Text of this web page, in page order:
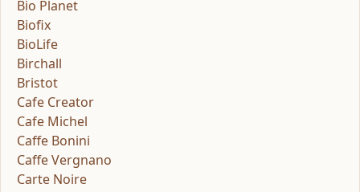
Bio Planet
Biofix
BioLife
Birchall
Bristot
Cafe Creator
Cafe Michel
Caffe Bonini
Caffe Vergnano
Carte Noire